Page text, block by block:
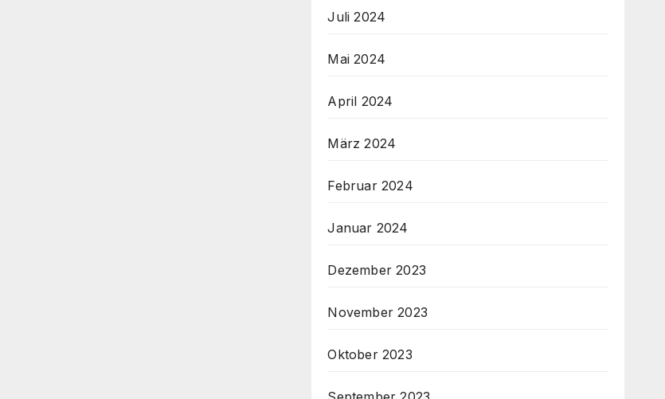
Juli 2024
Mai 2024
April 2024
März 2024
Februar 2024
Januar 2024
Dezember 2023
November 2023
Oktober 2023